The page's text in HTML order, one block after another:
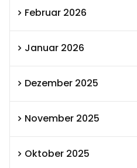
Februar 2026
Januar 2026
Dezember 2025
November 2025
Oktober 2025